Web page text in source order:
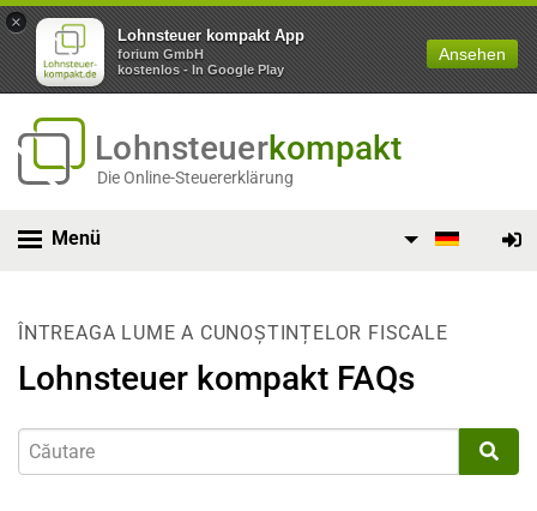
×
Lohnsteuer kompakt App
forium GmbH
kostenlos - In Google Play
Ansehen
Lohnsteuerkompakt
Die Online-Steuererklärung
Menü
ÎNTREAGA LUME A CUNOȘTINȚELOR FISCALE
Lohnsteuer kompakt FAQs